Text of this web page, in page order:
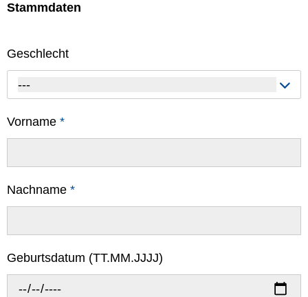
Stammdaten
Geschlecht
---
Vorname *
Nachname *
Geburtsdatum (TT.MM.JJJJ)